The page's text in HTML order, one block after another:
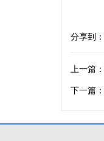
分享到：
上一篇：
下一篇：